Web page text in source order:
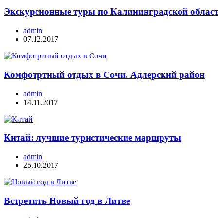
Экскурсионные туры по Калининградской
admin
07.12.2017
Комфотртный отдых в Сочи. Адлерский район
admin
14.11.2017
Китай: лучшие туристические маршруты
admin
25.10.2017
Встретить Новый год в Литве